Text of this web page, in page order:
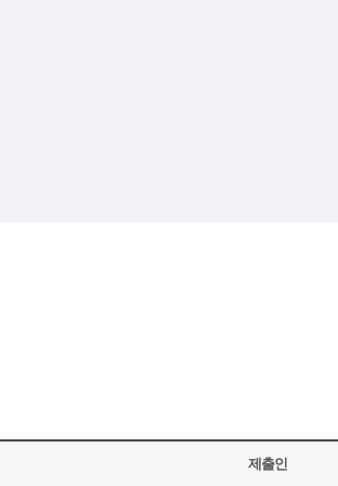
제출인